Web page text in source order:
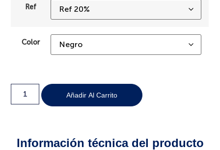
Ref
Color
Añadir Al Carrito
Información técnica del producto